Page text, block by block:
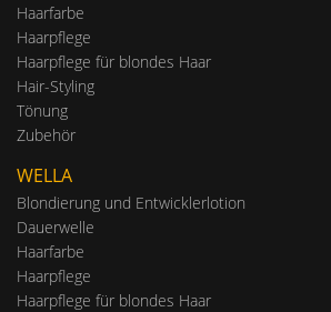
Haarfarbe
Haarpflege
Haarpflege für blondes Haar
Hair-Styling
Tönung
Zubehör
WELLA
Blondierung und Entwicklerlotion
Dauerwelle
Haarfarbe
Haarpflege
Haarpflege für blondes Haar